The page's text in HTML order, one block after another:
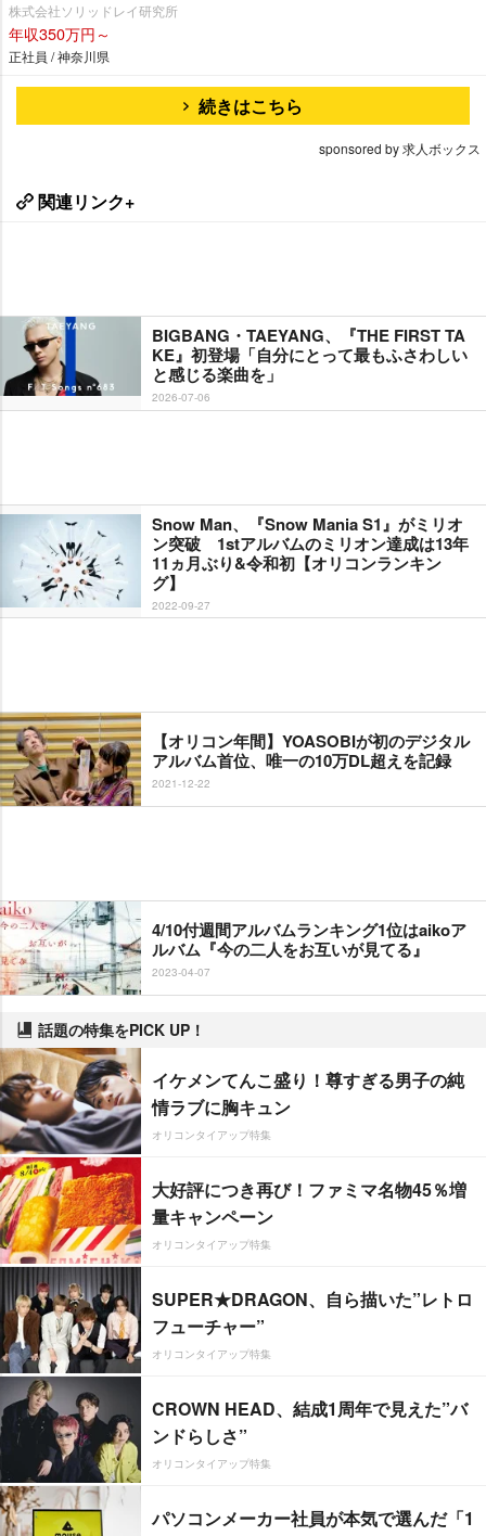
株式会社ソリッドレイ研究所
年収350万円～
正社員 / 神奈川県
続きはこちら
sponsored by 求人ボックス
関連リンク+
BIGBANG・TAEYANG、『THE FIRST TA
KE』初登場「自分にとって最もふさわしい
と感じる楽曲を」
2026-07-06
Snow Man、『Snow Mania S1』がミリオ
ン突破 1stアルバムのミリオン達成は13年
11ヵ月ぶり&令和初【オリコンランキン
グ】
2022-09-27
【オリコン年間】YOASOBIが初のデジタル
アルバム首位、唯一の10万DL超えを記録
2021-12-22
4/10付週間アルバムランキング1位はaikoア
ルバム『今の二人をお互いが見てる』
2023-04-07
話題の特集をPICK UP！
イケメンてんこ盛り！尊すぎる男子の純
情ラブに胸キュン
オリコンタイアップ特集
大好評につき再び！ファミマ名物45％増
量キャンペーン
オリコンタイアップ特集
SUPER★DRAGON、自ら描いた”レトロ
フューチャー”
オリコンタイアップ特集
CROWN HEAD、結成1周年で見えた”バ
ンドらしさ”
オリコンタイアップ特集
パソコンメーカー社員が本気で選んだ「1